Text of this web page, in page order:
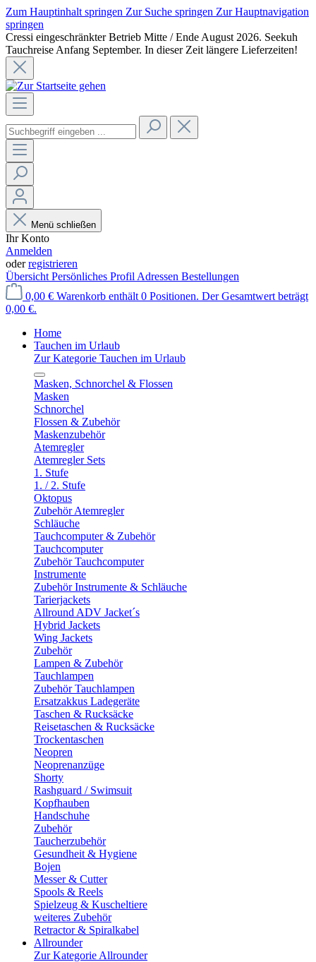
Zum Hauptinhalt springen Zur Suche springen Zur Hauptnavigation
springen
Cressi eingeschränkter Betrieb Mitte / Ende August 2026. Seekuh
Tauchreise Anfang September. In dieser Zeit längere Lieferzeiten!
Menü schließen
Ihr Konto
Anmelden
oderregistrieren
Übersicht Persönliches Profil Adressen Bestellungen
0,00 € Warenkorb enthält 0 Positionen. Der Gesamtwert beträgt
0,00 €.
Home
Tauchen im Urlaub
Zur Kategorie Tauchen im Urlaub
Masken, Schnorchel & Flossen
Masken
Schnorchel
Flossen & Zubehör
Maskenzubehör
Atemregler
Atemregler Sets
1. Stufe
1. / 2. Stufe
Oktopus
Zubehör Atemregler
Schläuche
Tauchcomputer & Zubehör
Tauchcomputer
Zubehör Tauchcomputer
Instrumente
Zubehör Instrumente & Schläuche
Tarierjackets
Allround ADV Jacket´s
Hybrid Jackets
Wing Jackets
Zubehör
Lampen & Zubehör
Tauchlampen
Zubehör Tauchlampen
Ersatzakkus Ladegeräte
Taschen & Rucksäcke
Reisetaschen & Rucksäcke
Trockentaschen
Neopren
Neoprenanzüge
Shorty
Rashguard / Swimsuit
Kopfhauben
Handschuhe
Zubehör
Taucherzubehör
Gesundheit & Hygiene
Bojen
Messer & Cutter
Spools & Reels
Spielzeug & Kuscheltiere
weiteres Zubehör
Retractor & Spiralkabel
Allrounder
Zur Kategorie Allrounder